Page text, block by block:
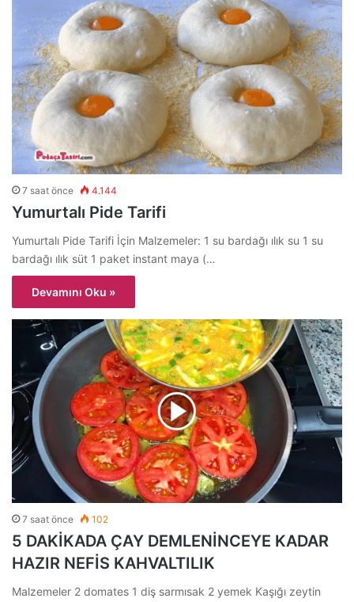
7 saat önce 4.144
Yumurtalı Pide Tarifi
Yumurtalı Pide Tarifi İçin Malzemeler: 1 su bardağı ılık su 1 su
bardağı ılık süt 1 paket instant maya (…
Devamını Oku »
7 saat önce 102
5 DAKİKADA ÇAY DEMLENİNCEYE KADAR
HAZIR NEFİS KAHVALTILIK
Malzemeler 2 domates 1 diş sarmısak 2 yemek Kaşığı zeytin